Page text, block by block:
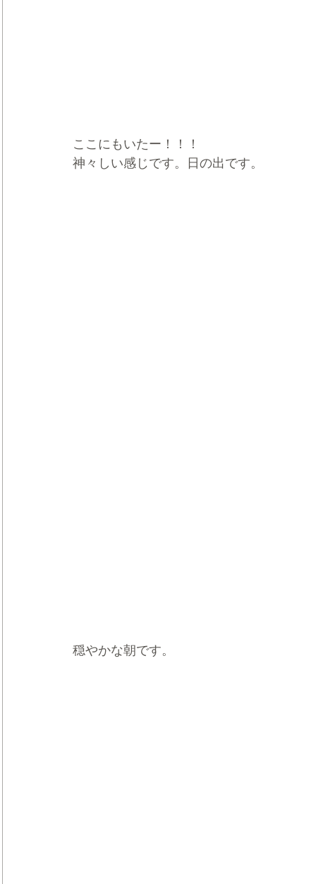
ここにもいたー！！！
神々しい感じです。日の出です。
穏やかな朝です。